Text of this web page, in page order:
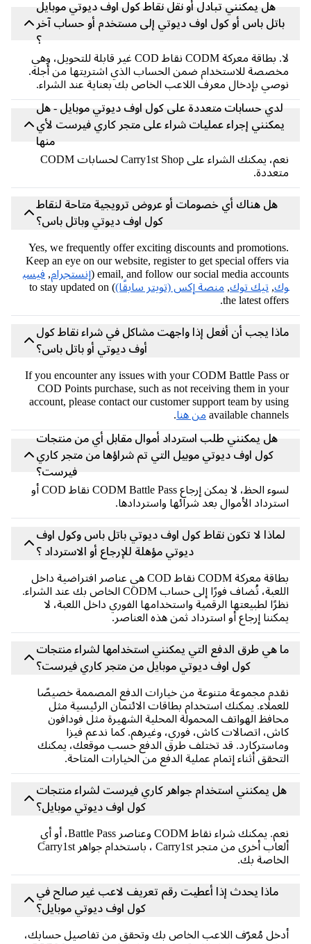
هل يمكنني تبادل أو نقل نقاط كول اوف ديوتي موبايل
باس أو كول اوف ديوتي إلى مستخدم أو حساب آخر
لا. بطاقة معركة CODM نقاط COD غير قابلة للتحويل، وهي
للاستخدام ضمن الحساب الذي اشتريتها من أجله.
بإدخال معرف اللاعب الخاص بك بعناية عند الشراء.
لدي حسابات متعددة على كول اوف ديوتي موبايل - هل
إجراء عمليات شراء على متجر كاري فيرست لأي
نعم، يمكنك الشراء على Carry1st Shop لحسابات CODM
هل هناك أي خصومات أو عروض ترويجية متاحة لنقاط
كول اوف ديوتي وباتل باس؟
Yes, we frequently offer exciting discounts and
Keep an eye on our website, register to get special offers
email, and follow our social media
إنستجرام,فيسب
تيك توك,منصة إكس (تويتر سابقًا)
) to stay updated on
the latest
يجب أن أفعل إذا واجهت مشاكل في شراء نقاط كول
أوف ديوتي أو باتل باس؟
If you encounter any issues with your CODM Battle Pass
COD Points purchase, such as not receiving them in
account, please contact our customer support team by
available من هنا.
هل يمكنني طلب استرداد أموال مقابل أي من منتجات
كول اوف ديوتي موبيل التي تم شراؤها من متجر كاري
فيرست؟
لسوء الحظ، لا يمكن إرجاع CODM Battle Pass نقاط COD أو
الأموال بعد شرائها واستردادها.
لا تكون نقاط كول اوف ديوتي باتل باس وكول اوف
ديوتي مؤهلة للإرجاع أو الاسترداد ؟
بطاقة معركة CODM نقاط COD هي عناصر افتراضية داخل
اللعبة، تُضاف فورًا إلى حساب CODM الخاص بك عند الشراء.
لطبيعتها الرقمية واستخدامها الفوري داخل اللعبة، لا
إرجاع أو استرداد ثمن هذه العناصر.
هي طرق الدفع التي يمكنني استخدامها لشراء منتجات
كول اوف ديوتي موبايل من متجر كاري فيرست؟
مجموعة متنوعة من خيارات الدفع المصممة خصيصًا
يمكنك استخدام بطاقات الائتمان الرئيسية مثل
الهواتف المحمولة المحلية الشهيرة مثل فودافون
اتصالات كاش، فوري، وغيرهم. كما ندعم فيزا
قد تختلف طرق الدفع حسب موقعك، يمكنك
أثناء إتمام عملية الدفع من الخيارات المتاحة.
يمكنني استخدام جواهر كاري فيرست لشراء منتجات
كول اوف ديوتي موبايل؟
نعم. يمكنك شراء نقاط CODM وعناصر Battle Pass، أو أي
ألعاب أخرى من متجر Carry1st ، باستخدام جواهر Carry1st
بك.
ماذا يحدث إذا أعطيت رقم تعريف لاعب غير صالح في
كول اوف ديوتي موبايل؟
مُعرّف اللاعب الخاص بك وتحقق من تفاصيل حسابك،